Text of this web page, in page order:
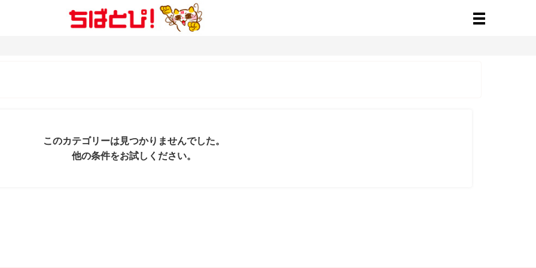
このカテゴリーは見つかりませんでした。
他の条件をお試しください。